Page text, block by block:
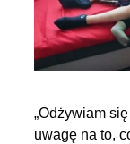
„Odżywiam
uwagę na to,